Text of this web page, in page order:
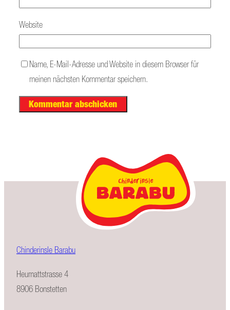
Website
Name, E-Mail-Adresse und Website in diesem Browser für
meinen nächsten Kommentar speichern.
Chinderinsle Barabu
Heumattstrasse 4
8906 Bonstetten